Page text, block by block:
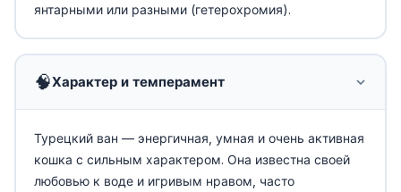
янтарными или разными (гетерохромия).
🧠Характер и темперамент
Турецкий ван — энергичная, умная и очень активная
кошка с сильным характером. Она известна своей
любовью к воде и игривым нравом, часто